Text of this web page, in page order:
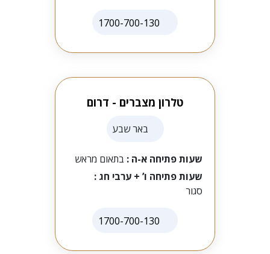
1700-700-130
טלרון מצברים - דרום
באר שבע
שעות פתיחה א-ה : בתאום מראש
שעות פתיחה ו’ + ערבי חג :
סגור
1700-700-130